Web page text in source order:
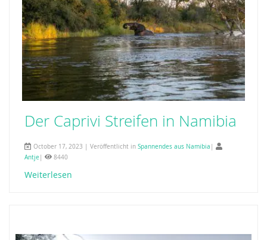
Der Caprivi Streifen in Namibia
October 17, 2023 | Veröffentlicht in Spannendes aus Namibia
Antje
8440
Weiterlesen